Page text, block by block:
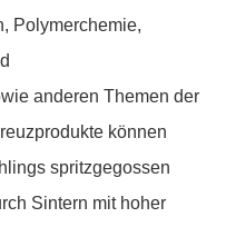
Polymerchemie,
anderen Themen der
können
spritzgegossen
Sintern mit hoher